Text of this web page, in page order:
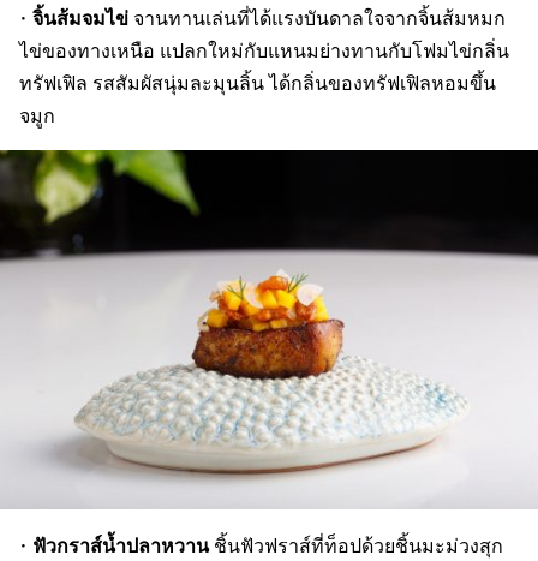
• จิ้นส้มจมไข่ จานทานเล่นที่ได้แรงบันดาลใจจากจิ้นส้มหมก
ไข่ของทางเหนือ แปลกใหม่กับแหนมย่างทานกับโฟมไข่กลิ่น
ทรัฟเฟิล รสสัมผัสนุ่มละมุนลิ้น ได้กลิ่นของทรัฟเฟิลหอมขึ้น
จมูก
• ฟัวกราส์น้ำปลาหวานชิ้นฟัวฟราส์ที่ท็อปด้วยชิ้นมะม่วงสุก